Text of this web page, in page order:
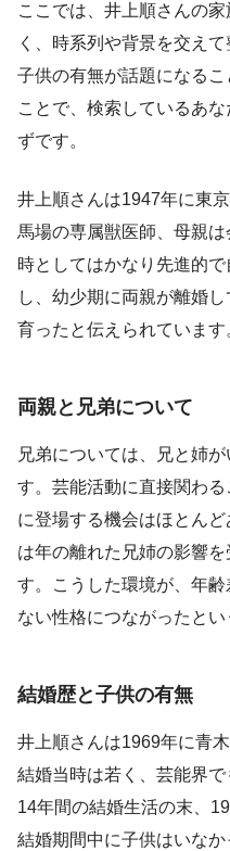
ここでは、井上順さんの
く、時系列や背景を交え
子供の有無が話題になる
ことで、検索しているあ
ずです。
井上順さんは1947年に東
馬場の専属獣医師、母親
時としてはかなり先進的
し、幼少期に両親が離婚
育ったと伝えられています
両親と兄弟について
兄弟については、兄と姉
す。芸能活動に直接関わ
に登場する機会はほとん
は年の離れた兄姉の影響
す。こうした環境が、年
ない性格につながったとい
結婚歴と子供の有無
井上順さんは1969年に青
結婚当時は若く、芸能界
14年間の結婚生活の末、
結婚期間中に子供はいな